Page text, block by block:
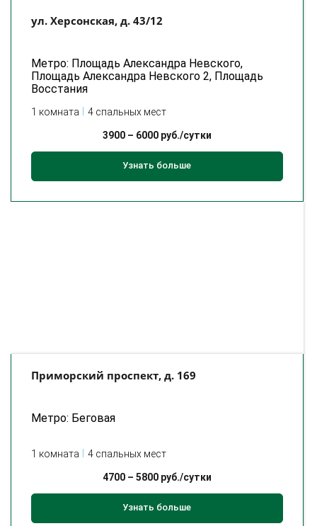
ул. Херсонская, д. 43/12
Метро: Площадь Александра Невского,
Площадь Александра Невского 2, Площадь
Восстания
1 комната 4 спальных мест
3900– 6000руб./сутки
Узнать больше
Приморский проспект, д. 169
Метро: Беговая
1 комната 4 спальных мест
4700– 5800руб./сутки
Узнать больше